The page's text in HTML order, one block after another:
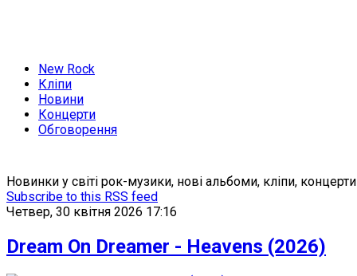
New Rock
Кліпи
Новини
Концерти
Обговорення
Новинки у світі рок-музики, нові альбоми, кліпи,
Subscribe to this RSS feed
Четвер, 30 квітня 2026 17:16
Dream On Dreamer - Heavens (2026)